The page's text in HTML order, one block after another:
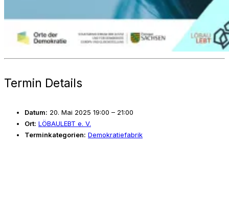
Termin Details
Datum: 20. Mai 2025 19:00 – 21:00
Ort: LÖBAULEBT e. V.
Terminkategorien: Demokratiefabrik